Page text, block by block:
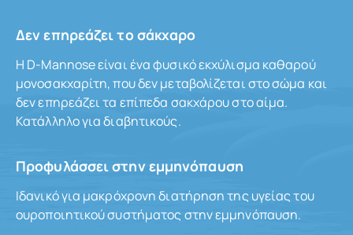
Δεν επηρεάζει το σάκχαρο
Η D-Mannose είναι ένα φυσικό εκχύλισμα καθαρού
μονοσακχαρίτη, που δεν μεταβολίζεται στο σώμα και
δεν επηρεάζει τα επίπεδα σακχάρου στο αίμα.
Κατάλληλο για διαβητικούς.
Προφυλάσσει στην εμμηνόπαυση
Ιδανικό για μακρόχρονη διατήρηση της υγείας του
ουροποιητικού συστήματος στην εμμηνόπαυση.